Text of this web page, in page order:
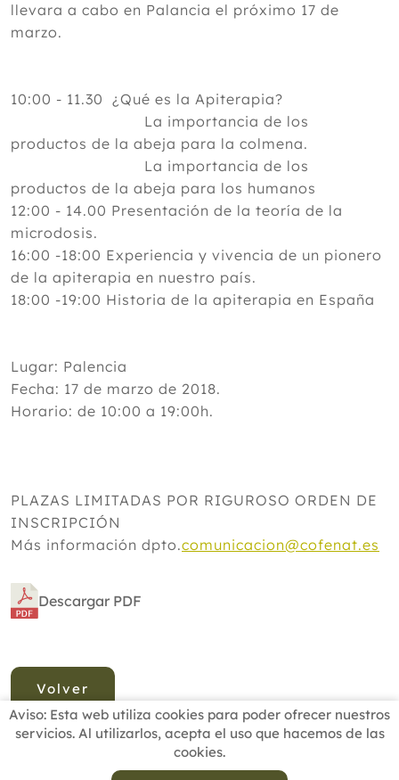
llevara a cabo en Palancia el próximo 17 de
marzo.
10:00 - 11.30 ¿Qué es la Apiterapia?
La importancia de los
productos de la abeja para la colmena.
La importancia de los
productos de la abeja para los humanos
12:00 - 14.00 Presentación de la teoría de la
microdosis.
16:00 -18:00 Experiencia y vivencia de un pionero
de la apiterapia en nuestro país.
18:00 -19:00 Historia de la apiterapia en España
Lugar: Palencia
Fecha: 17 de marzo de 2018.
Horario: de 10:00 a 19:00h.
PLAZAS LIMITADAS POR RIGUROSO ORDEN DE
INSCRIPCIÓN
Más información dpto.comunicacion@cofenat.es
Descargar PDF
Volver
Aviso: Esta web utiliza cookies para poder ofrecer nuestros
servicios. Al utilizarlos, acepta el uso que hacemos de las
cookies.
BUSCADOR PROFESIONALES